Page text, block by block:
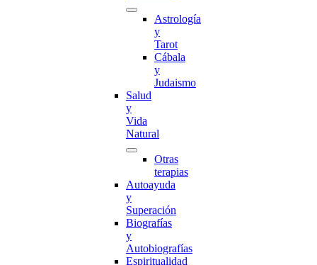
Astrología
y
Tarot
Cábala
y
Judaismo
Salud
y
Vida
Natural
Otras
terapias
Autoayuda
y
Superación
Biografías
y
Autobiografías
Espiritualidad